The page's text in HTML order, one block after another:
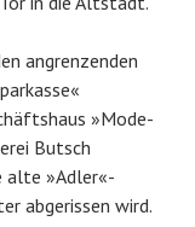
angrenzenden
»Mode-
Butsch
alte »Adler«-
abgerissen wird.